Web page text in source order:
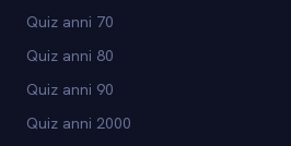
Quiz anni 70
Quiz anni 80
Quiz anni 90
Quiz anni 2000